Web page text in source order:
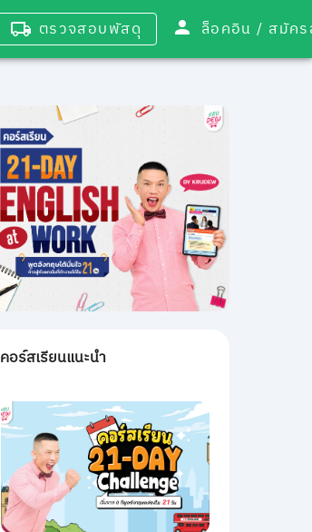
ตรวจสอบพัสดุ ล็อคอิน /
คอร์สเรียนแนะนำ